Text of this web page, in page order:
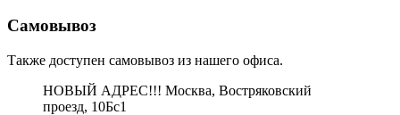
Самовывоз
Также доступен самовывоз из нашего офиса.
НОВЫЙ АДРЕС!!! Москва, Востряковский
проезд, 10Бс1